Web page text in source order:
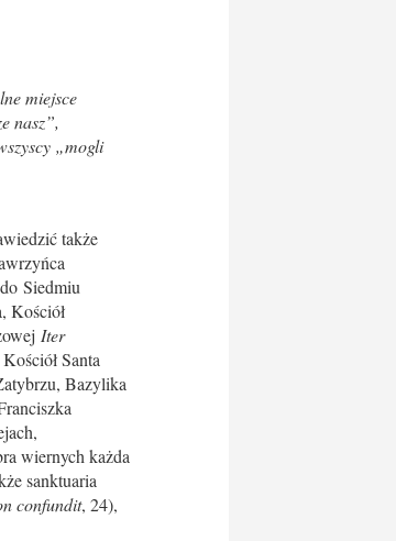
miejsce
nasz”,
„mogli
także
Siedmiu
Kościół
Iter
Santa
Bazylika
wiernych każda
sanktuaria
confundit, 24),